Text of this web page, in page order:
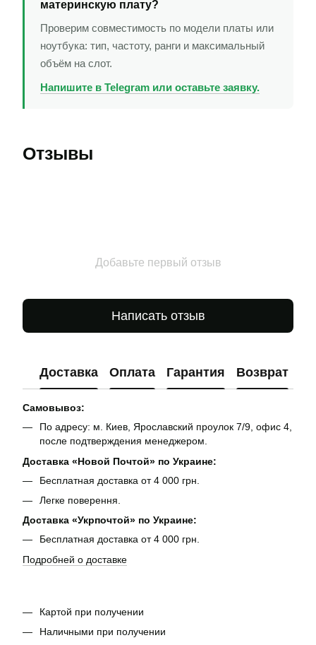
материнскую плату?
Проверим совместимость по модели платы или
ноутбука: тип, частоту, ранги и максимальный
объём на слот.
Напишите в Telegram или оставьте заявку.
Отзывы
Добавьте первый отзыв
Написать отзыв
Доставка Оплата Гарантия Возврат
Самовывоз:
По адресу: м. Киев, Ярославский проулок 7/9, офис 4,
после подтверждения менеджером.
Доставка «Новой Почтой» по Украине:
Бесплатная доставка от 4 000 грн.
Легке поверення.
Доставка «Укрпочтой» по Украине:
Бесплатная доставка от 4 000 грн.
Подробней о доставке
Картой при получении
Наличными при получении